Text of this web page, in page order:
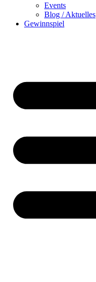
Events
Blog / Aktuelles
Gewinnspiel